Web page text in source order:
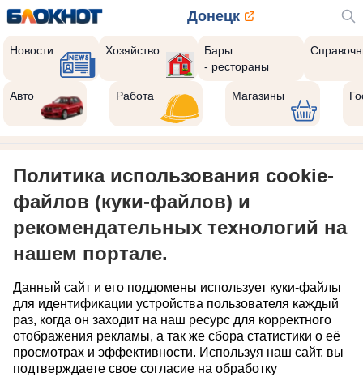
Донецк
Новости Хозяйство
Бары
- рестораны
Авто Работа Магазины
Политика использования cookie-
файлов (куки-файлов) и
рекомендательных технологий на
нашем портале.
Данный сайт и его поддомены использует куки-файлы
для идентификации устройства пользователя каждый
раз, когда он заходит на наш ресурс для корректного
отображения рекламы, а так же сбора статистики о её
просмотрах и эффективности. Используя наш сайт, вы
подтверждаете свое согласие на обработку